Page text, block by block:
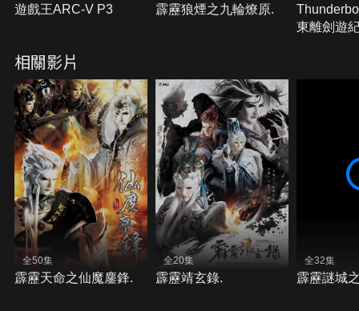
遊戲王ARC-V P3 霹靂狼煙之九輪燎原.
東離劍遊
相關影片
全50集
霹靂天命之仙魔鏖鋒.
全20集
霹靂靖玄錄.
全32集
霹靂謎城